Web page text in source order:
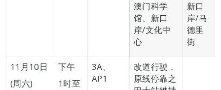
澳门科学
馆、新口
岸/文化中
心
新口
岸/马
德里
街
11月10日
(周六)
下午
1时至
3A、
AP1
改道行驶，
原线停靠之